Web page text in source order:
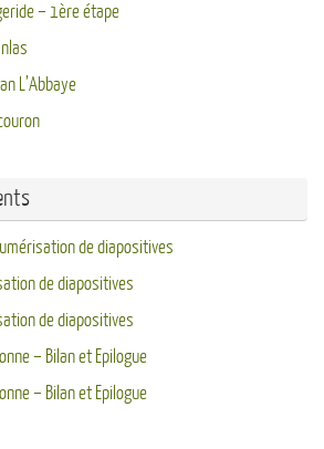
– 1ère étape
L’Abbaye
de diapositives
de diapositives
de diapositives
– Bilan et Epilogue
– Bilan et Epilogue